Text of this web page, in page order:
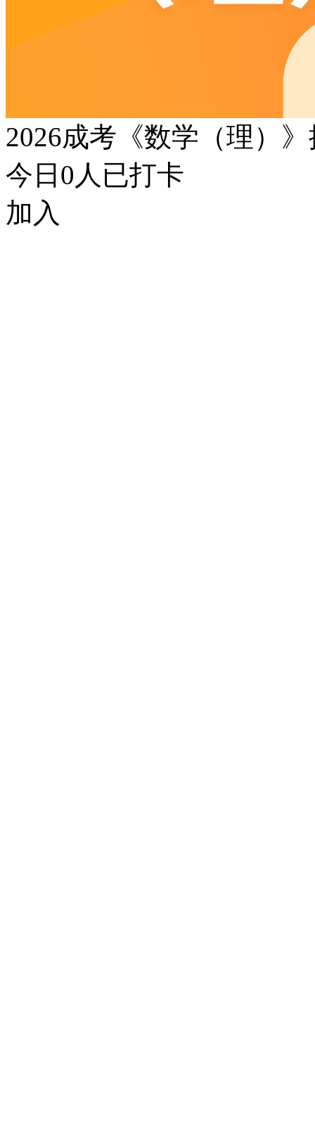
2026成考《数学（理）
今日 0 人已打卡
加入